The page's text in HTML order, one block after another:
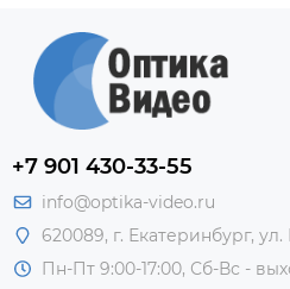
+7 901 430-33-55
info@optika-video.ru
620089, г. Екатеринбург,
Пн-Пт 9:00-17:00, Сб-Вс -